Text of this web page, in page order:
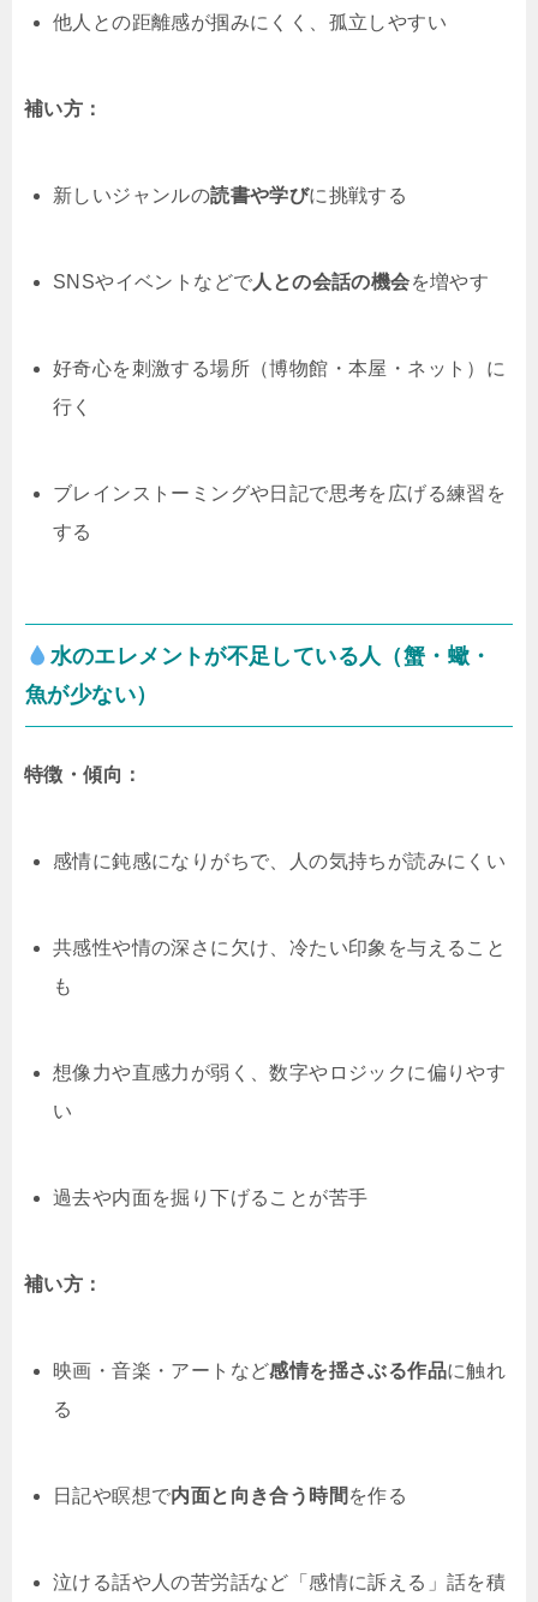
他人との距離感が掴みにくく、孤立しやすい
補い方：
新しいジャンルの読書や学びに挑戦する
SNSやイベントなどで人との会話の機会を増やす
好奇心を刺激する場所（博物館・本屋・ネット）に
行く
ブレインストーミングや日記で思考を広げる練習を
する
水のエレメントが不足している人（蟹・蠍・
魚が少ない）
特徴・傾向：
感情に鈍感になりがちで、人の気持ちが読みにくい
共感性や情の深さに欠け、冷たい印象を与えること
も
想像力や直感力が弱く、数字やロジックに偏りやす
い
過去や内面を掘り下げることが苦手
補い方：
映画・音楽・アートなど感情を揺さぶる作品に触れ
る
日記や瞑想で内面と向き合う時間 を作る
泣ける話や人の苦労話など「感情に訴える」話を積